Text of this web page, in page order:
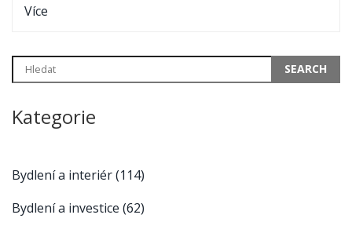
Více
Kategorie
Bydlení a interiér(114)
Bydlení a investice (62)